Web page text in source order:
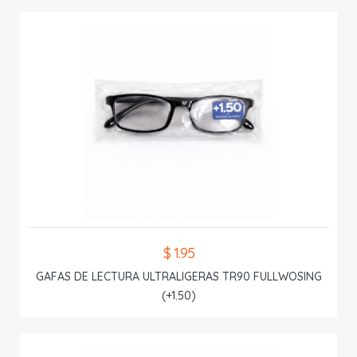
$ 1.95
GAFAS DE LECTURA ULTRALIGERAS TR90 FULLWOSING
(+1.50)